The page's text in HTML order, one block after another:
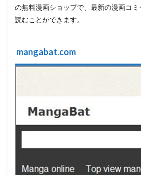
の無料漫画ショップで、最新の漫画コ
読むことができます。
mangabat.com